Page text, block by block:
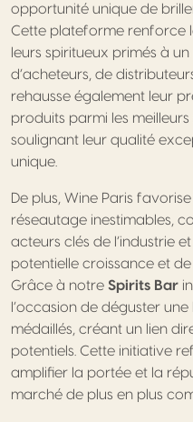
opportunité unique de
Cette plateforme renforce
leurs spiritueux primés à
d’acheteurs, de
rehausse également leur
produits parmi les
soulignant leur qualité
unique.
De plus, Wine Paris
réseautage inestimables,
acteurs clés de l’industrie
potentielle croissance et
Grâce à notre Spirits Bar
l’occasion de déguster
médaillés, créant un lien
potentiels. Cette initiative
amplifier la portée et la
marché de plus en plus